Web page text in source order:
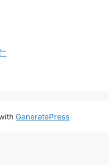
GeneratePress